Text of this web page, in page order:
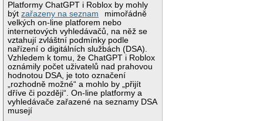
Platformy ChatGPT i Roblox by mohly
býtzařazeny na seznam
mimořádně
velkých on-line platforem nebo
internetových vyhledávačů, na něž se
vztahují zvláštní podmínky podle
nařízení o digitálních službách (DSA).
Vzhledem k tomu, že ChatGPT i Roblox
oznámily počet uživatelů nad prahovou
hodnotou DSA, je toto označení
„rozhodně možné“ a mohlo by „přijít
dříve či později“. On-line platformy a
vyhledávače zařazené na seznamy DSA
musejí